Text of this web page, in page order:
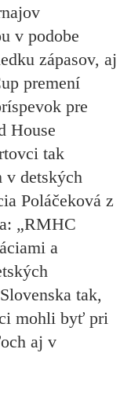
v podobe
zápasov, aj
premení
pre
House
tak
v detských
Poláčeková z
„RMHC
a
tak,
mohli byť pri
aj v